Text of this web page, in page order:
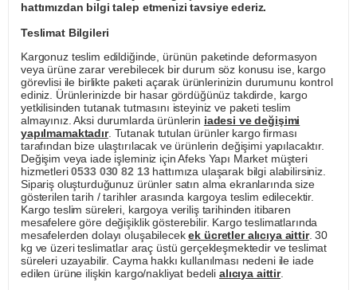
hattımızdan bilgi talep etmenizi tavsiye ederiz.
Teslimat Bilgileri
Kargonuz teslim edildiğinde, ürünün paketinde deformasyon
veya ürüne zarar verebilecek bir durum söz konusu ise, kargo
görevlisi ile birlikte paketi açarak ürünlerinizin durumunu kontrol
ediniz. Ürünlerinizde bir hasar gördüğünüz takdirde, kargo
yetkilisinden tutanak tutmasını isteyiniz ve paketi teslim
almayınız. Aksi durumlarda ürünlerin iadesi ve değişimi
yapılmamaktadır. Tutanak tutulan ürünler kargo firması
tarafından bize ulaştırılacak ve ürünlerin değişimi yapılacaktır.
Değişim veya iade işleminiz için Afeks Yapı Market müşteri
hizmetleri0533 030 82 13hattımıza ulaşarak bilgi alabilirsiniz.
Sipariş oluşturduğunuz ürünler satın alma ekranlarında size
gösterilen tarih / tarihler arasında kargoya teslim edilecektir.
Kargo teslim süreleri, kargoya veriliş tarihinden itibaren
mesafelere göre değişiklik gösterebilir. Kargo teslimatlarında
mesafelerden dolayı oluşabilecekek ücretler alıcıya aittir. 30
kg ve üzeri teslimatlar araç üstü gerçekleşmektedir ve teslimat
süreleri uzayabilir. Cayma hakkı kullanılması nedeni ile iade
edilen ürüne ilişkin kargo/nakliyat bedeli alıcıya aittir.